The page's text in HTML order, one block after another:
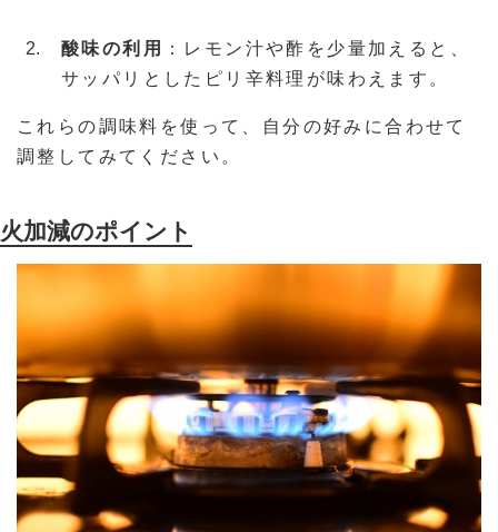
酸味の利用
：レモン汁や酢を少量加えると、
サッパリとしたピリ辛料理が味わえます。
これらの調味料を使って、自分の好みに合わせて
調整してみてください。
火加減のポイント